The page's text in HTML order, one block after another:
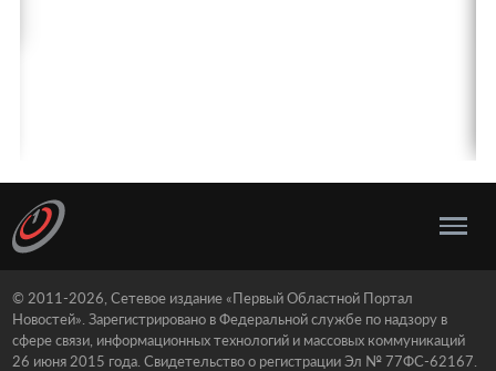
© 2011-2026, Сетевое издание «Первый Областной Портал
Новостей». Зарегистрировано в Федеральной службе по надзору в
сфере связи, информационных технологий и массовых коммуникаций
26 июня 2015 года. Свидетельство о регистрации Эл № 77ФС-62167.